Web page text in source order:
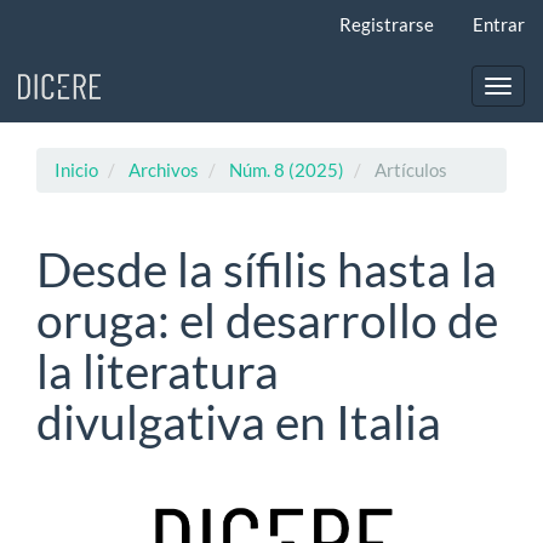
principal
Registrarse Entrar
Inicio Archivos Núm. 8 (2025) Artículos
Desde la sífilis hasta la
oruga: el desarrollo de
la literatura
divulgativa en Italia